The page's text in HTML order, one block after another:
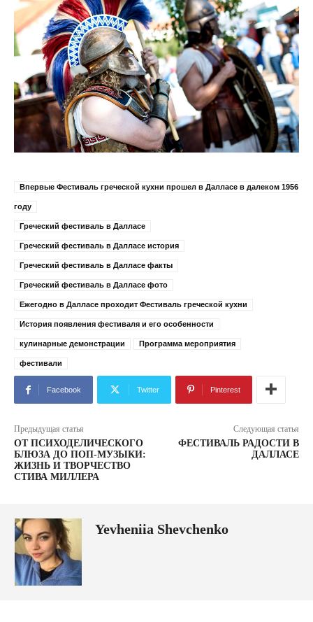
Впервые Фестиваль греческой кухни прошел в Далласе в далеком 1956
году
Греческий фестиваль в Далласе
Греческий фестиваль в Далласе история
Греческий фестиваль в Далласе факты
Греческий фестиваль в Далласе фото
Ежегодно в Далласе проходит Фестиваль греческой кухни
История появления фестиваля и его особенности
кулинарные демонстрации Программа мероприятия
фестивали
Facebook Twitter Pinterest
Предыдущая статья
ОТ ПСИХОДЕЛИЧЕСКОГО
БЛЮЗА ДО ПОП-МУЗЫКИ:
ЖИЗНЬ И ТВОРЧЕСТВО
СТИВА МИЛЛЕРА
Следующая статья
ФЕСТИВАЛЬ РАДОСТИ В
ДАЛЛАСЕ
Yevheniia Shevchenko